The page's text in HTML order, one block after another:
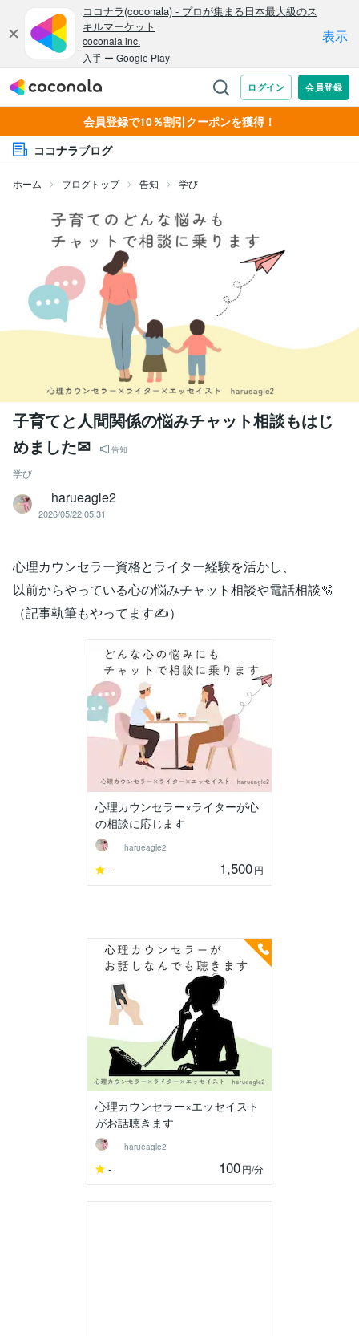
会員登録で10％割引クーポンを獲得！
ココナラブログ
ホーム ブログトップ 告知 学び
子育てと人間関係の悩みチャット相談もはじ
めました✉
告知
学び
harueagle2
2026/05/22 05:31
心理カウンセラー資格とライター経験を活かし、
以前からやっている心の悩みチャット相談や電話相談🫧
（記事執筆もやってます✍️）
心理カウンセラー×ライターが心
の相談に応じます
harueagle2
- 1,500円
心理カウンセラー×エッセイスト
がお話聴きます
harueagle2
- 100円/分